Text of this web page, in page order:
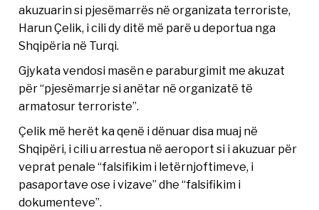
akuzuarin si pjesëmarrës në organizata terroriste,
Harun Çelik, i cili dy ditë më parë u deportua nga
Shqipëria në Turqi.
Gjykata vendosi masën e paraburgimit me akuzat
për “pjesëmarrje si anëtar në organizatë të
armatosur terroriste”.
Çelik më herët ka qenë i dënuar disa muaj në
Shqipëri, i cili u arrestua në aeroport si i akuzuar për
veprat penale “falsifikim i letërnjoftimeve, i
pasaportave ose i vizave” dhe “falsifikim i
dokumenteve”.